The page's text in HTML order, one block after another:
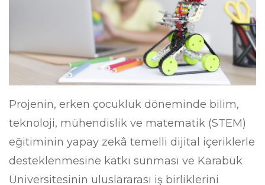
Projenin, erken çocukluk döneminde bilim,
teknoloji, mühendislik ve matematik (STEM)
eğitiminin yapay zekâ temelli dijital içeriklerle
desteklenmesine katkı sunması ve Karabük
Üniversitesinin uluslararası iş birliklerini